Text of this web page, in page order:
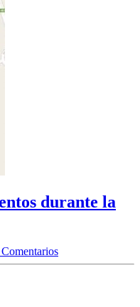
durante la